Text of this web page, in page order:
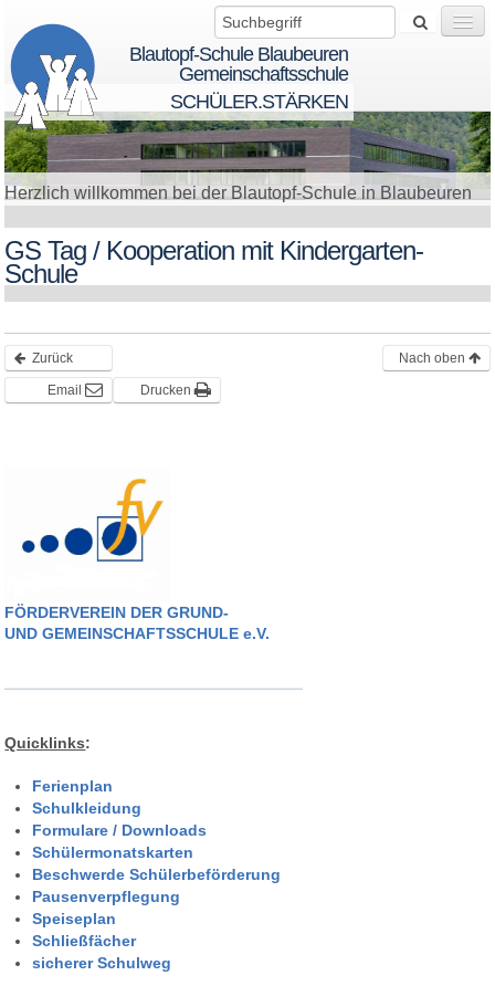
Blautopf-Schule Blaubeuren
Gemeinschaftsschule
SCHÜLER.STÄRKEN
Wir über uns
Startseite
BTS - BeTheSolution
Schule
Herzlich willkommen bei der Blautopf-Schule in Blaubeuren
GS Tag / Kooperation mit Kindergarten-
Schule
Zurück Nach oben
Email Drucken
FÖRDERVEREIN DER GRUND-
UND GEMEINSCHAFTSSCHULE e.V.
Quicklinks:
Ferienplan
Schulkleidung
Formulare / Downloads
Schülermonatskarten
Beschwerde Schülerbeförderung
Pausenverpflegung
Speiseplan
Schließfächer
sicherer Schulweg